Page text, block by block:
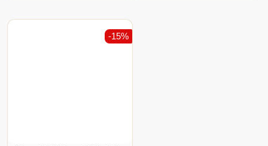
-15%